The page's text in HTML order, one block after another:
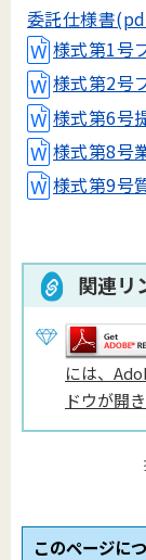
委託仕様書
様式第1号
様式第2号
様式第6号
様式第8号
様式第9号
関連リ
には、
ドウが開き
このページに